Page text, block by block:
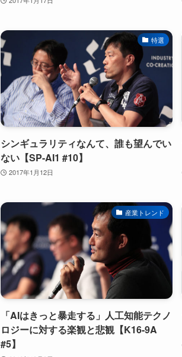
特選
シンギュラリティなんて、誰も望んでい
ない【SP-AI1 #10】
2017年1月12日
産業トレンド
「AIはきっと暴走する」人工知能テクノ
ロジーに対する楽観と悲観【K16-9A
#5】